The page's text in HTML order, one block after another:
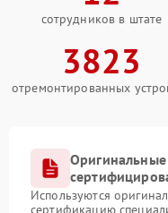
сотрудников в штате
3823
отремонтированных
Оригинальные
Используются
сертификацию